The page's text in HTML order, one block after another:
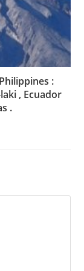
:
, Ecuador
.